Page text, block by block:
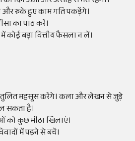
और रुके हुए काम गति पकड़ेंगे।
का पाठ करें।
कोई बड़ा वित्तीय फैसला न लें।
महसूस करेंगे। कला और लेखन से जुड़े
सकता है।
को कुछ मीठा खिलाएं।
में पड़ने से बचें।